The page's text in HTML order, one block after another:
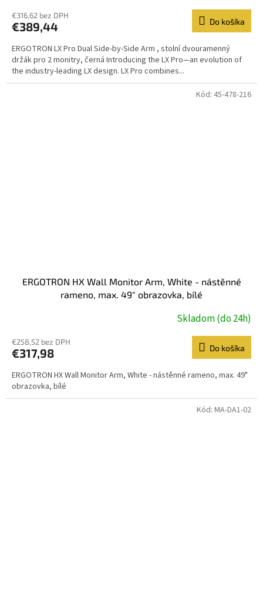
€316,62 bez DPH
€389,44 Do košíka
ERGOTRON LX Pro Dual Side-by-Side Arm , stolní dvouramenný
držák pro 2 monitry, černá Introducing the LX Pro—an evolution of
the industry-leading LX design. LX Pro combines...
ERGOTRON HX Wall Monitor Arm, White - nástěnné
rameno, max. 49" obrazovka, bílé
Skladom (do 24h)
€258,52 bez DPH
€317,98 Do košíka
ERGOTRON HX Wall Monitor Arm, White - nástěnné rameno, max. 49"
obrazovka, bílé
Kód: 45-478-216
Kód: MA-DA1-02